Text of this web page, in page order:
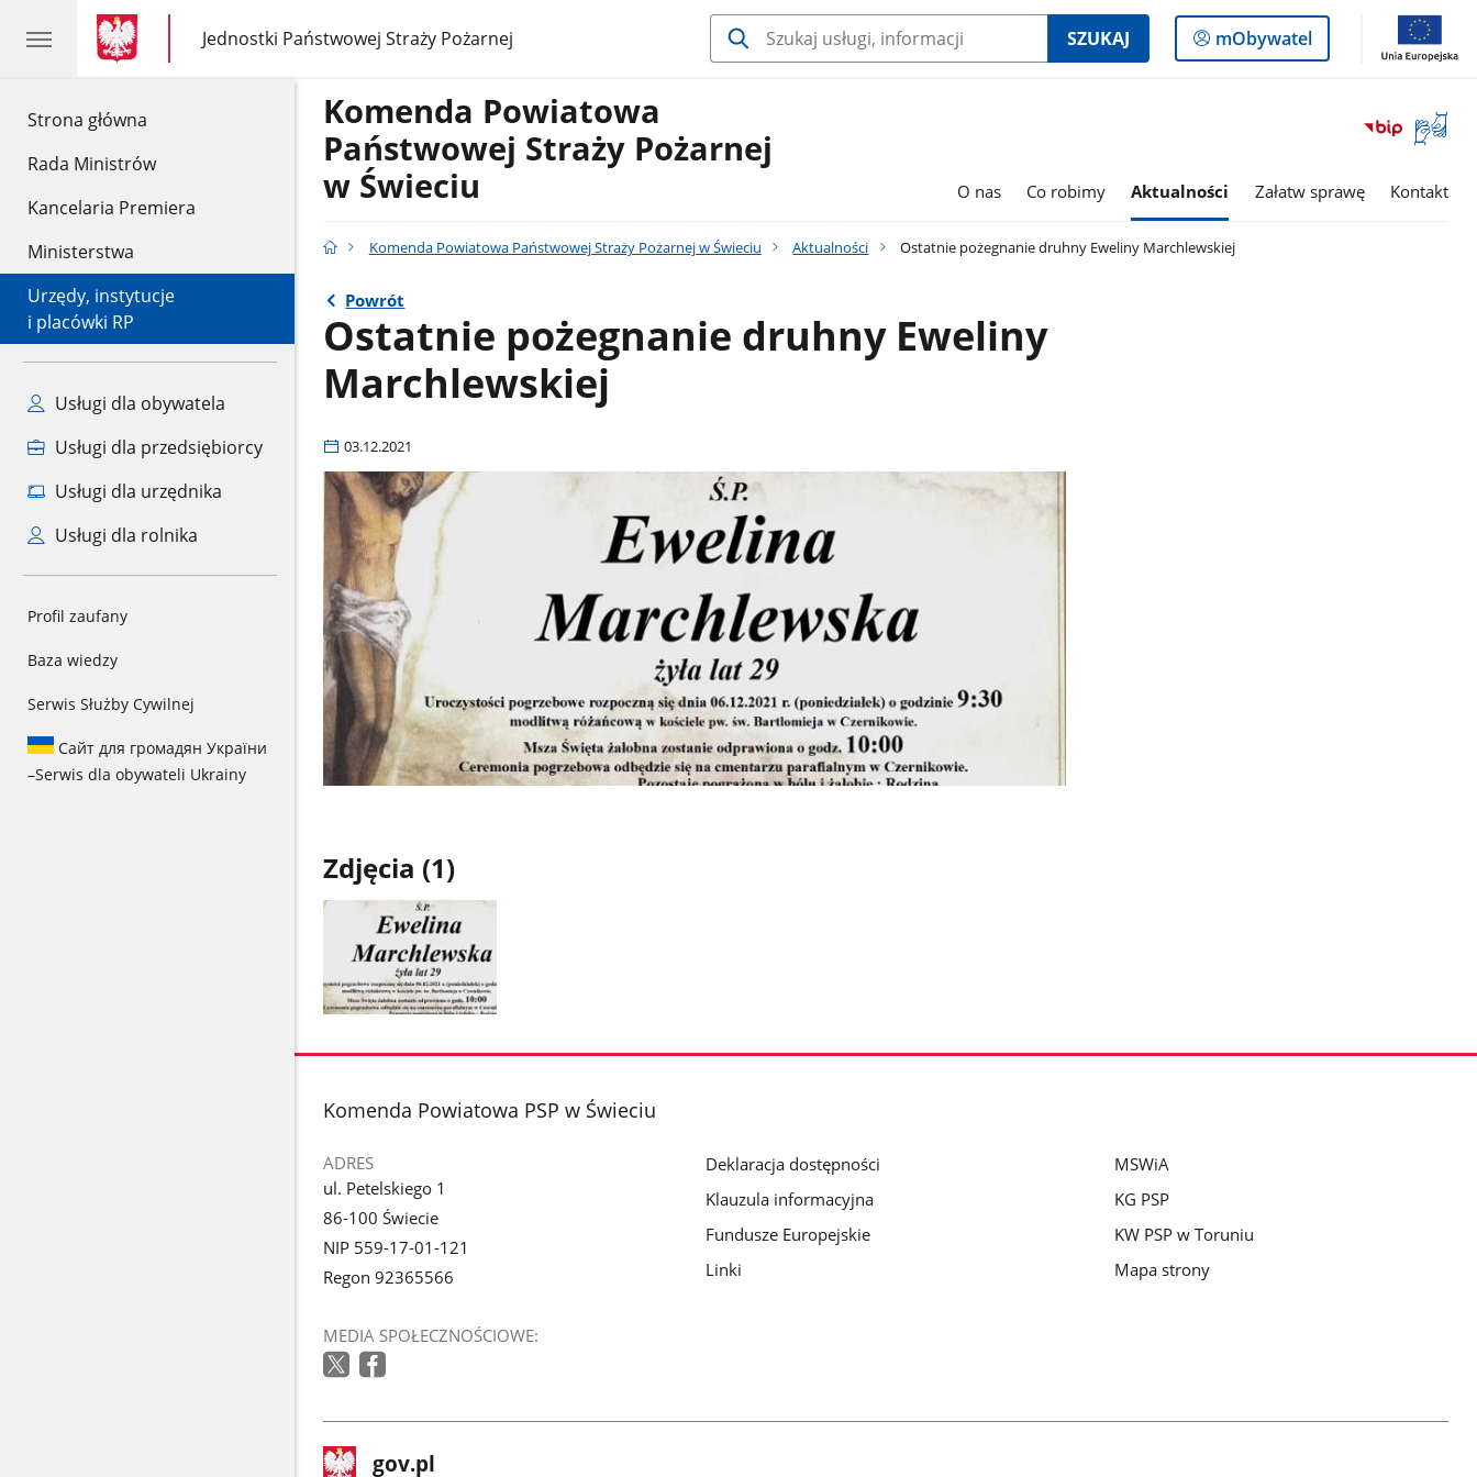
Strona główna
Rada Ministrów
Kancelaria Premiera
Ministerstwa
Urzędy, instytucje
i placówki RP
Usługi dla obywatela
Usługi dla przedsiębiorcy
Usługi dla urzędnika
Usługi dla rolnika
Profil zaufany
Baza wiedzy
Serwis Służby Cywilnej
Сайт для громадян України
–Serwis dla obywateli Ukrainy
gov.pl
gov.pl
Jednostki Państwowej Straży Pożarnej
gov.pl
Jednostki
Państwowej
SZUKAJ
Logowanie
do
mObywatel
Otwórz
okno
Komenda Powiatowa
Państwowej Straży Pożarnej
w Świeciu
O nas Co robimy Aktualności Załatw sprawę Kontakt
Komenda Powiatowa Państwowej Straży Pożarnej w Świeciu Aktualności Ostatnie pożegnanie druhny Eweliny Marchlewskiej
Powrót
Ostatnie pożegnanie druhny Eweliny
Marchlewskiej
03.12.2021
Zdjęcia (1)
zdjęcie
galerii.
stopka
Komenda Powiatowa PSP w Świeciu
ADRES
ul. Petelskiego 1
86-100 Świecie
NIP 559-17-01-121
Regon 92365566
MEDIA SPOŁECZNOŚCIOWE:
Deklaracja dostępności
Klauzula informacyjna
Fundusze Europejskie
Linki
MSWiA
KG PSP
KW PSP w Toruniu
Mapa strony
stopkaStrona
gov.pl